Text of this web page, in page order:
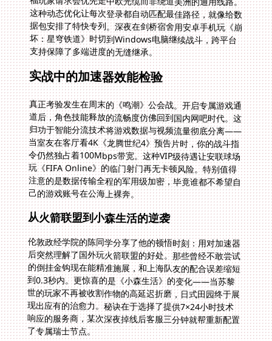
支持保障了多端进度的无缝继承。
实战中的加速器效能检验
真正考验发生在周末的《鸣潮》公会战。开启专属游戏通
道后，角色技能释放的流畅度仿佛回到国内网吧时代。这
归功于智能分流技术将游戏数据与视频流量彻底分离——
当室友在客厅看4K《龙腾世纪4》预告片时，你的战斗指
令仍然独占着100Mbps带宽。这种VIP级待遇让安联球场
玩《FIFA Online》的临门射门再无卡顿风险。特别值得
注意的是数据传输全程的军用级加密，毕竟谁都不希望自
己的游戏账号在公海上裸奔。
从火箭联盟到小森生活的逆袭
伦敦政经学院的陈同学分享了他的顿悟时刻：用对加速器
后突然理解了国外玩火箭联盟的好处。那些曾经不敢尝试
的倒挂金钩现在能精准施展，和上海队友的配合误差缩短
到0.3秒内。更惊喜的是《小森生活》的变化——当苏黎
世的玩家不再被收割作物的高延迟折磨，日式田园终于展
现出应有的治愈力。秘诀在于选择了提供7×24小时技术
响应的服务商，某次深夜掉线后客服三分钟就帮重新配置
了专属瑞士节点。